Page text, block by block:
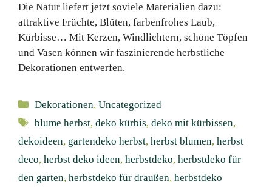
Die Natur liefert jetzt soviele Materialien dazu:
attraktive Früchte, Blüten, farbenfrohes Laub,
Kürbisse… Mit Kerzen, Windlichtern, schöne Töpfen
und Vasen können wir faszinierende herbstliche
Dekorationen entwerfen.
Kategorien
Dekorationen,Uncategorized
Schlagwörter
blume herbst,deko kürbis,deko mit kürbissen,
dekoideen, gartendeko herbst, herbst blumen, herbst
deco, herbst deko ideen, herbstdeko, herbstdeko für
den garten, herbstdeko für draußen, herbstdeko